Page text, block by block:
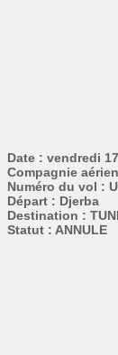
Date : vendredi
Compagnie
Numéro du vol :
Départ : Djerba
Destination :
Statut : ANNULE